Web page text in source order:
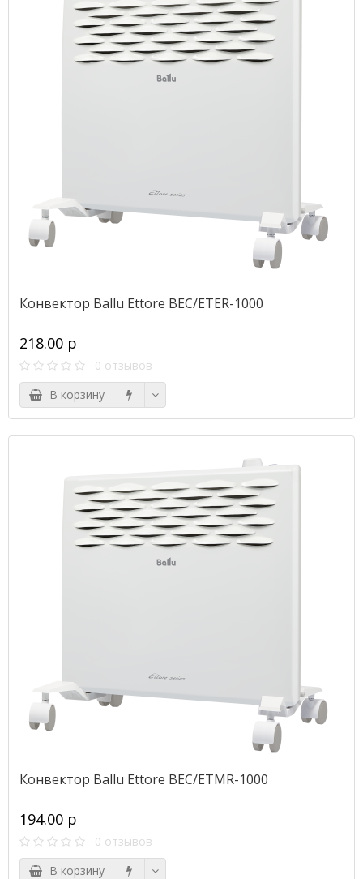
Конвектор Ballu Ettore BEC/ETER-1000
218.00 р
0 отзывов
В корзину
Конвектор Ballu Ettore BEC/ETMR-1000
194.00 р
0 отзывов
В корзину